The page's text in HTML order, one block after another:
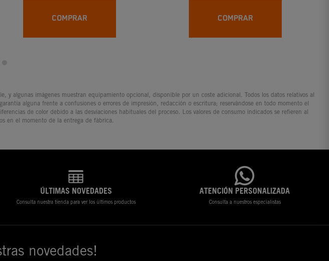
COMPRAR COMPRAR
y algunas imágenes muestran equipamiento opcional, disponible por un coste adicional. Todos los datos relativos al
alguna frente a confusiones o errores de impresión, redacción o escritura; reservándose en todo momento el
de color debido a las desviaciones habituales del proceso. Los valores de consumo indicados se refieren al
en el momento de la entrega de fábrica.
ÚLTIMAS NOVEDADES
Consulta nuestra tienda para ver los últimos productos
ATENCIÓN PERSONALIZADA
Consulta a nuestros especialistas
novedades!